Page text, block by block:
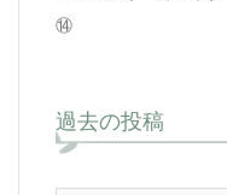
⑭
過去の投稿